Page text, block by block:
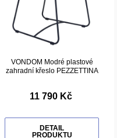
VONDOM Modré plastové
zahradní křeslo PEZZETTINA
11 790 Kč
DETAIL
PRODUKTU